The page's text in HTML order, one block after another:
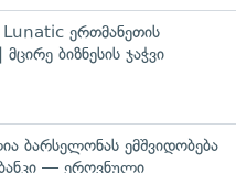
ერთმანეთის
ბიზნესის ჯაჭვი
ბარსელონას ემშვიდობება
— ეროვნული